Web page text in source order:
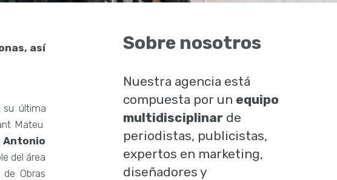
así
su última
Mateu
Antonio
del área
Obras
Sobre nosotros
Nuestra agencia está
compuesta por un equipo
multidisciplinar de
periodistas, publicistas,
expertos en marketing,
diseñadores y